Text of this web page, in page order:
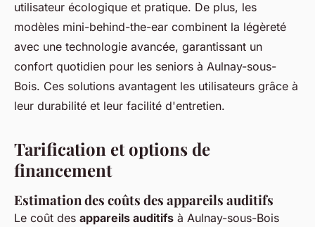
utilisateur écologique et pratique. De plus, les
modèles mini-behind-the-ear combinent la légèreté
avec une technologie avancée, garantissant un
confort quotidien pour les seniors à Aulnay-sous-
Bois. Ces solutions avantagent les utilisateurs grâce à
leur durabilité et leur facilité d'entretien.
Tarification et options de
financement
Estimation des coûts des appareils auditifs
Le coût des appareils auditifs à Aulnay-sous-Bois